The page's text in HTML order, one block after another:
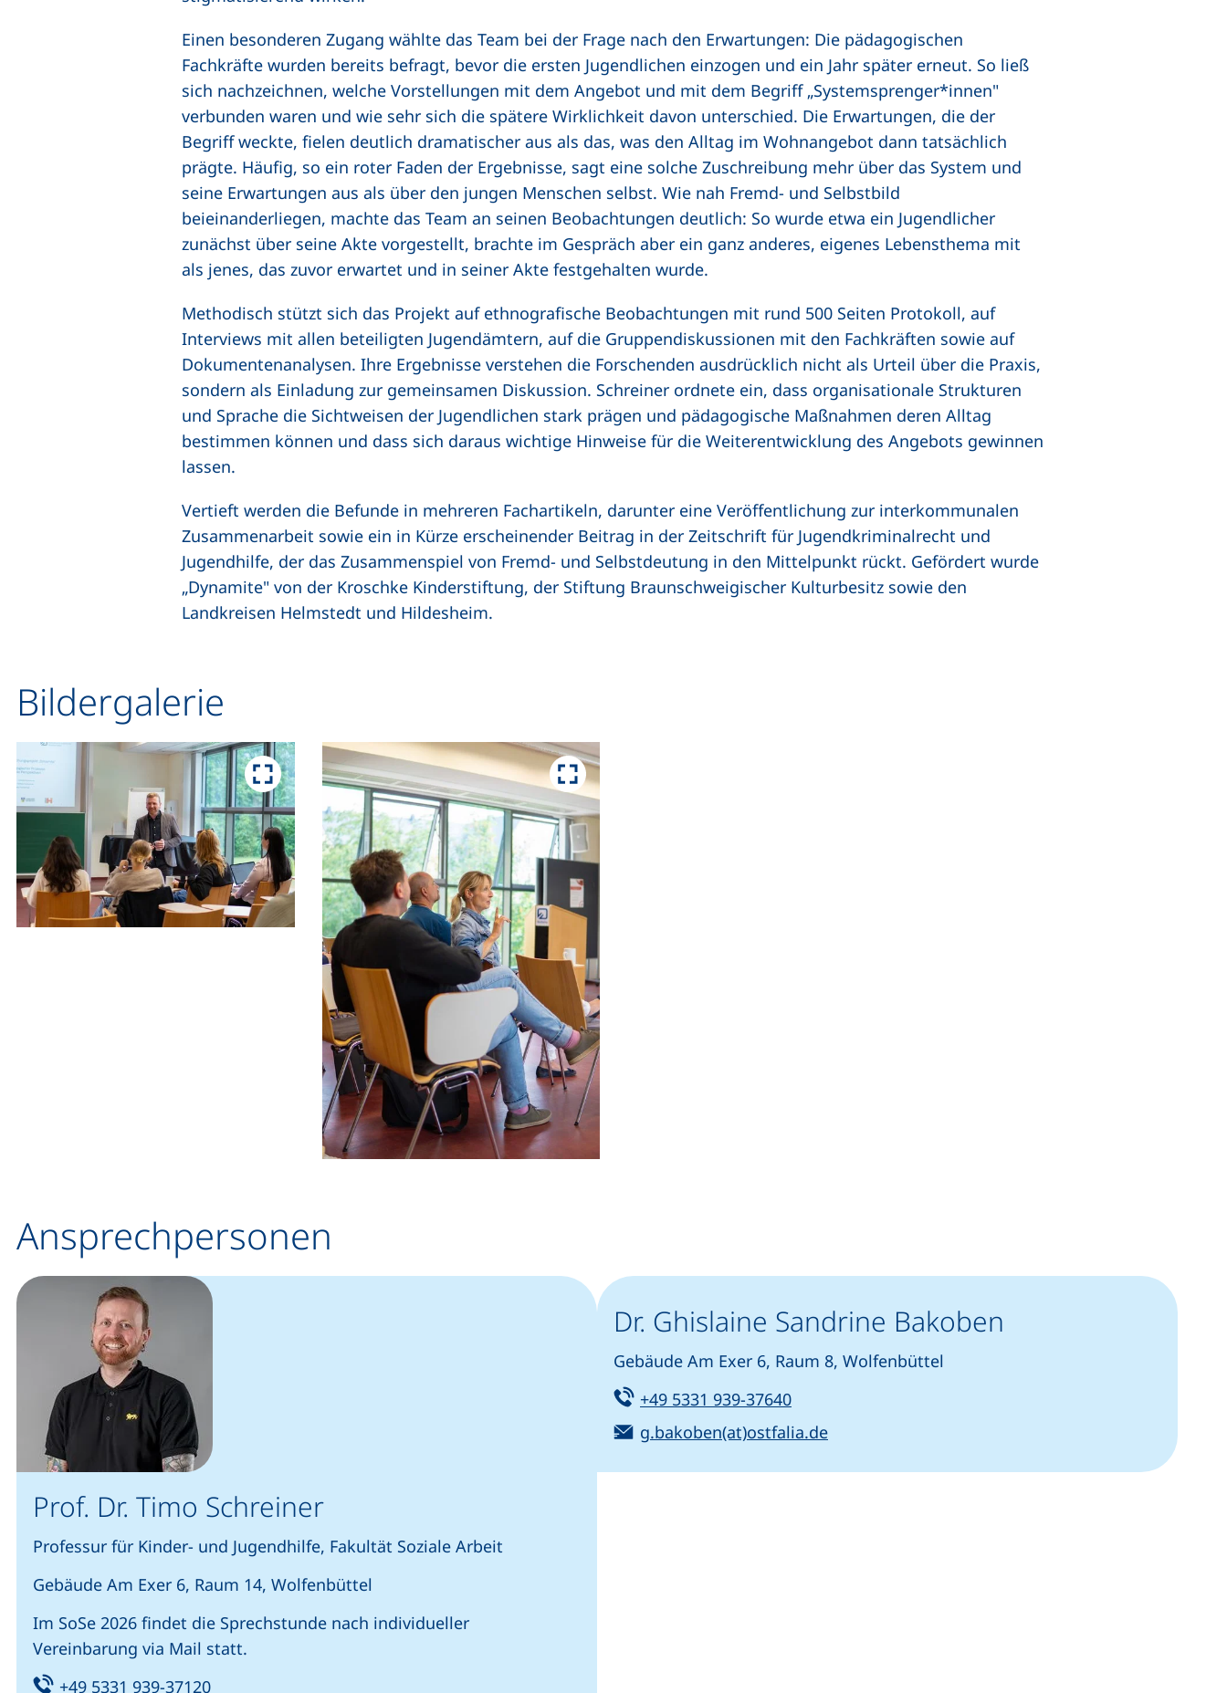
Einen besonderen Zugang wählte das Team bei der Frage nach den Erwartungen: Die pädagogischen
Fachkräfte wurden bereits befragt, bevor die ersten Jugendlichen einzogen und ein Jahr später erneut. So ließ
sich nachzeichnen, welche Vorstellungen mit dem Angebot und mit dem Begriff „Systemsprenger*innen"
verbunden waren und wie sehr sich die spätere Wirklichkeit davon unterschied. Die Erwartungen, die der
Begriff weckte, fielen deutlich dramatischer aus als das, was den Alltag im Wohnangebot dann tatsächlich
prägte. Häufig, so ein roter Faden der Ergebnisse, sagt eine solche Zuschreibung mehr über das System und
seine Erwartungen aus als über den jungen Menschen selbst. Wie nah Fremd- und Selbstbild
beieinanderliegen, machte das Team an seinen Beobachtungen deutlich: So wurde etwa ein Jugendlicher
zunächst über seine Akte vorgestellt, brachte im Gespräch aber ein ganz anderes, eigenes Lebensthema mit
als jenes, das zuvor erwartet und in seiner Akte festgehalten wurde.
Methodisch stützt sich das Projekt auf ethnografische Beobachtungen mit rund 500 Seiten Protokoll, auf
Interviews mit allen beteiligten Jugendämtern, auf die Gruppendiskussionen mit den Fachkräften sowie auf
Dokumentenanalysen. Ihre Ergebnisse verstehen die Forschenden ausdrücklich nicht als Urteil über die Praxis,
sondern als Einladung zur gemeinsamen Diskussion. Schreiner ordnete ein, dass organisationale Strukturen
und Sprache die Sichtweisen der Jugendlichen stark prägen und pädagogische Maßnahmen deren Alltag
bestimmen können und dass sich daraus wichtige Hinweise für die Weiterentwicklung des Angebots gewinnen
lassen.
Vertieft werden die Befunde in mehreren Fachartikeln, darunter eine Veröffentlichung zur interkommunalen
Zusammenarbeit sowie ein in Kürze erscheinender Beitrag in der Zeitschrift für Jugendkriminalrecht und
Jugendhilfe, der das Zusammenspiel von Fremd- und Selbstdeutung in den Mittelpunkt rückt. Gefördert wurde
„Dynamite" von der Kroschke Kinderstiftung, der Stiftung Braunschweigischer Kulturbesitz sowie den
Landkreisen Helmstedt und Hildesheim.
Bildergalerie
Ansprechpersonen
Prof. Dr. Timo Schreiner
Professur für Kinder- und Jugendhilfe, Fakultät Soziale Arbeit
Gebäude Am Exer 6, Raum 14, Wolfenbüttel
Im SoSe 2026 findet die Sprechstunde nach individueller
Vereinbarung via Mail statt.
Tel:
+49 5331 939-37120(startet einen Telefonanruf, wenn Ihr Gerät dies zulässt)
Dr. Ghislaine Sandrine Bakoben
Gebäude Am Exer 6, Raum 8, Wolfenbüttel
Tel:
+49 5331 939-37640(startet einen Telefonanruf, wenn Ihr Gerät dies zulässt)
E-Mail:
g.bakoben(at)ostfalia.de(öffnet Ihr E-Mail-Programm)